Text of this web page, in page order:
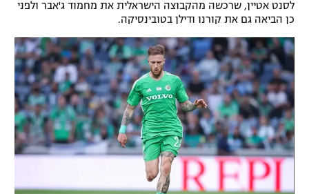
רשיון להקרנה פומבית לבית עסק
הצטרפות לחבילת הערוצים
לוח דרושים – ג'ובנט
תגיות
המגזין
לסנט אטיין, שרכשה מהקבוצה הישראלית את מחמוד ג'אבר ולפני
כן הביאה גם את קורנו ודילן בטובינסיקה.